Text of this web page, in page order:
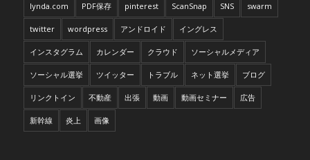
lynda.com PDF保存 pinterest ScanSnap SNS swarm
twitter wordpress アンドロイド イングレス
インスタグラム カレンダー クラウド ソーシャルメディア
ソーシャル選挙 ツイッター トラブル ネット選挙 ブログ
リンクトイン 不動産 出張 動画 動画セミナー 広告
新幹線 炎上 画像